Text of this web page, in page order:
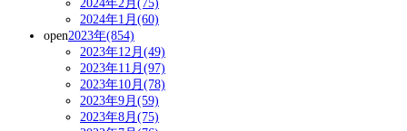
2024年2月(75)
2024年1月(60)
open2023年(854)
2023年12月(49)
2023年11月(97)
2023年10月(78)
2023年9月(59)
2023年8月(75)